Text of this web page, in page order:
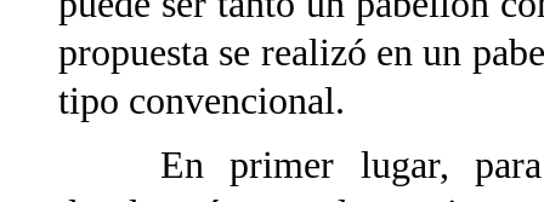
propuesta se realizó en un
tipo convencional.
En primer lugar,